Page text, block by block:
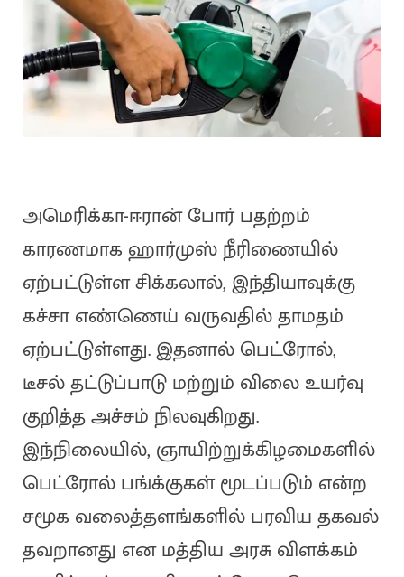
அமெரிக்கா-ஈரான் போர் பதற்றம்
காரணமாக ஹார்முஸ் நீரிணையில்
ஏற்பட்டுள்ள சிக்கலால், இந்தியாவுக்கு
கச்சா எண்ணெய் வருவதில் தாமதம்
ஏற்பட்டுள்ளது. இதனால் பெட்ரோல்,
டீசல் தட்டுப்பாடு மற்றும் விலை உயர்வு
குறித்த அச்சம் நிலவுகிறது.
இந்நிலையில், ஞாயிற்றுக்கிழமைகளில்
பெட்ரோல் பங்க்குகள் மூடப்படும் என்ற
சமூக வலைத்தளங்களில் பரவிய தகவல்
தவறானது என மத்திய அரசு விளக்கம்